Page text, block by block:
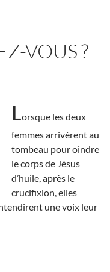
VOUS ?
Lorsque les deux
femmes arrivèrent au
tombeau pour oindre
le corps de Jésus
d’huile, après le
crucifixion, elles
une voix leur